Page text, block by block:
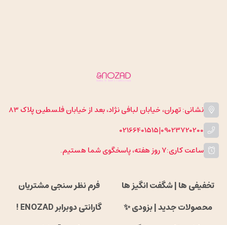
نشانی: تهران، خیابان لبافی نژاد، بعد از خیابان فلسطین پلاک 83
09023720200
|
02166401515
ساعت کاری:۷ روز هفته، پاسخگوی شما هستیم.
تخفیفی ها | شگفت انگیز ها
فرم نظر سنجی مشتریان
محصولات جدید | بزودی ✨
گارانتی دوبرابر ENOZAD !